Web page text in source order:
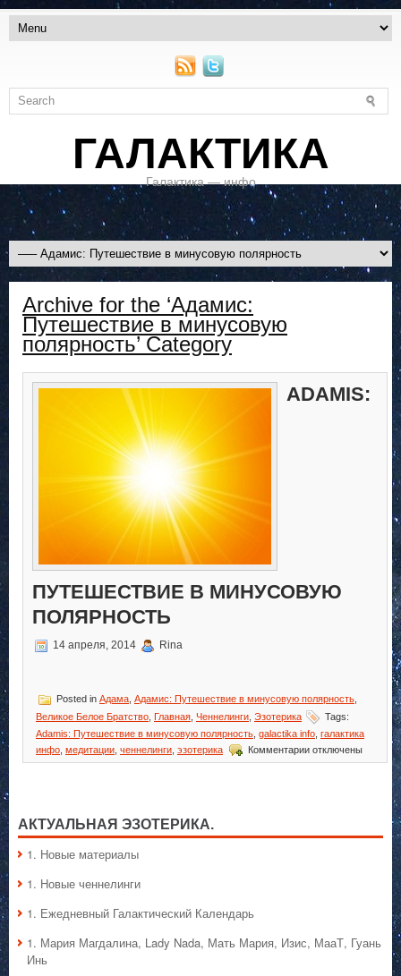
ГАЛАКТИКА
Галактика — инфо
Archive for the ‘Адамис:
Путешествие в минусовую
полярность’ Category
ADAMIS:
ПУТЕШЕСТВИЕ В МИНУСОВУЮ
ПОЛЯРНОСТЬ
14 апреля, 2014 Rina
Posted in Адама Адамис: Путешествие в минусовую полярность
Великое Белое Братство
Главная Ченнелинги Эзотерика
Tags:
Adamis: Путешествие в минусовую полярность galactika info галактика
инфо медитации ченнелинги эзотерика Комментариик
записи
отключены
АКТУАЛЬНАЯ ЭЗОТЕРИКА.
1. Hовые материалы
1. Hовые ченнелинги
1. Ежедневный Галактический Календарь
1. Мария Магдалина, Lady Nada, Мать Мария, Изис, МааТ, Гуань
Инь